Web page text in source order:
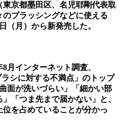
京都墨田区、名児耶剛代表取
ブラッシングなどに使える
（月）から新発売した。
月インターネット調査、
シに対する不満点」のトップ
面が洗いづらい」「細かい部
「つま先まで届かない」と、
を占めていることが分かっ